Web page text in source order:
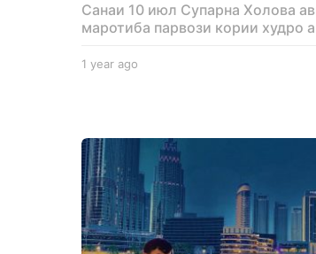
Санаи 10 июл Супарна Холова
маротиба парвози кории худро
1 year ago